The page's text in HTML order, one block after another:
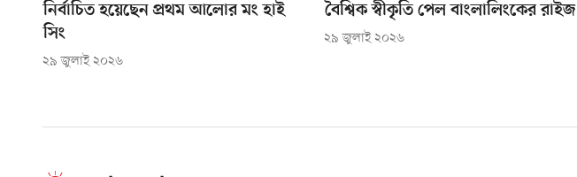
নির্বাচিত হয়েছেন প্রথম আলোর মং হাই
সিং
২৯ জুলাই ২০২৬
বৈশ্বিক স্বীকৃতি পেল বাংলালিংকের রাইজ
২৯ জুলাই ২০২৬